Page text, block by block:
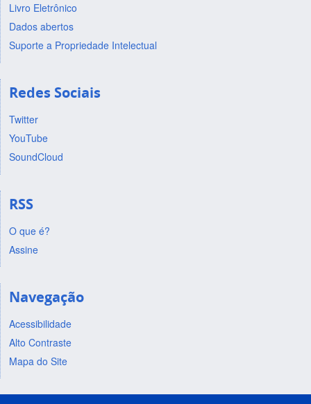
Livro Eletrônico
Dados abertos
Suporte a Propriedade Intelectual
Redes Sociais
Twitter
YouTube
SoundCloud
RSS
O que é?
Assine
Navegação
Acessibilidade
Alto Contraste
Mapa do Site